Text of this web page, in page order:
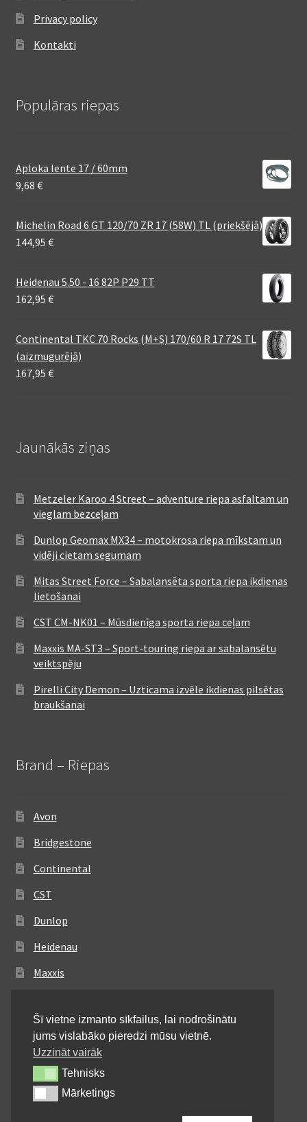
Privacy policy
Kontakti
Populāras riepas
Aploka lente 17 / 60mm
9,68 €
Michelin Road 6 GT 120/70 ZR 17 (58W) TL (priekšējā)
144,95 €
Heidenau 5.50 - 16 82P P29 TT
162,95 €
Continental TKC 70 Rocks (M+S) 170/60 R 17 72S TL
(aizmugurējā)
167,95 €
Jaunākās ziņas
Metzeler Karoo 4 Street – adventure riepa asfaltam un
vieglam bezceļam
Dunlop Geomax MX34 – motokrosa riepa mīkstam un
vidēji cietam segumam
Mitas Street Force – Sabalansēta sporta riepa ikdienas
lietošanai
CST CM-NK01 – Mūsdienīga sporta riepa ceļam
Maxxis MA-ST3 – Sport-touring riepa ar sabalansētu
veiktspēju
Pirelli City Demon – Uzticama izvēle ikdienas pilsētas
braukšanai
Brand – Riepas
Avon
Bridgestone
Continental
CST
Dunlop
Heidenau
Maxxis
Michelin
Mitas
Pirelli
Shinko
Šī vietne izmanto sīkfailus, lai nodrošinātu
jums vislabāko pieredzi mūsu vietnē.
Uzzināt vairāk
TehnisksTehnisks
MārketingsMārketings